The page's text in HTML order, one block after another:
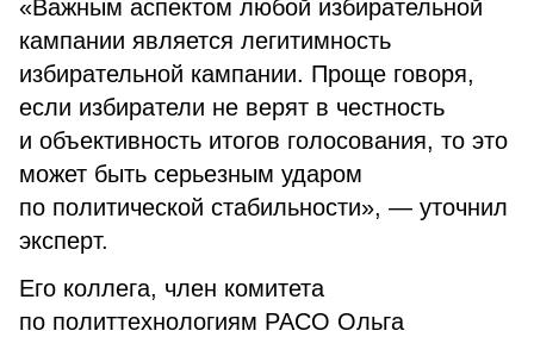
«Важным аспектом любой избирательной
кампании является легитимность
избирательной кампании. Проще говоря,
если избиратели не верят в честность
и объективность итогов голосования, то это
может быть серьезным ударом
по политической стабильности», — уточнил
эксперт.
Его коллега, член комитета
по политтехнологиям РАСО Ольга